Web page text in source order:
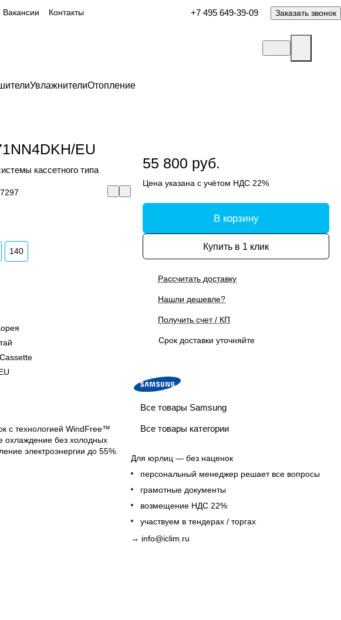
Вакансии Контакты +7 495 649-39-09 Заказать звонок
УвлажнителиОтопление
EU
кассетного типа
140
с технологией WindFree™
охлаждение без холодных
электроэнергии до 55%.
55 800 руб.
Цена указана с учётом НДС 22%
В корзину
Купить в 1 клик
Рассчитать доставку
Нашли дешевле?
Получить счет / КП
Срок доставки уточняйте
Все товары Samsung
Все товары категории
Для юрлиц — без наценок
персональный менеджер решает все вопросы
грамотные документы
возмещение НДС 22%
участвуем в тендерах / торгах
→ info@iclim.ru